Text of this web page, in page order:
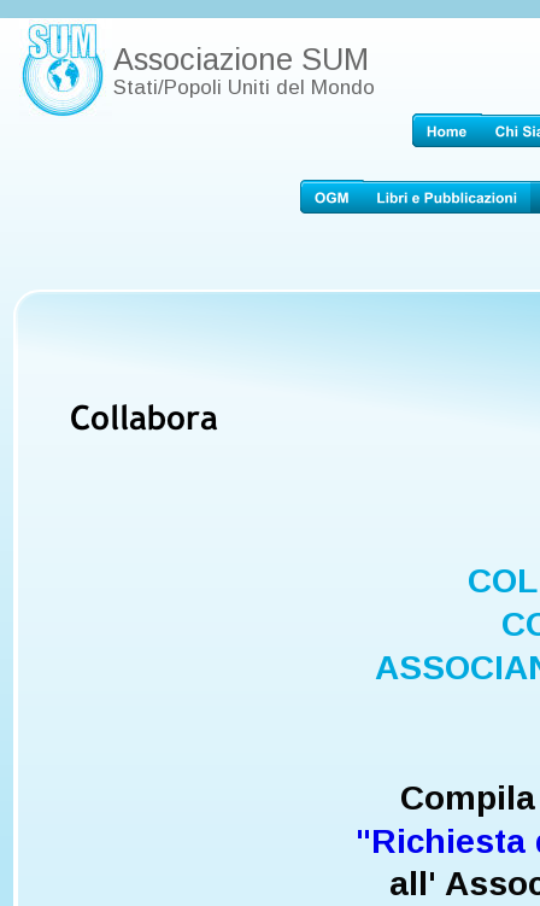
all'
Collabora
Associazione SUM
Stati/Popoli Uniti del Mondo